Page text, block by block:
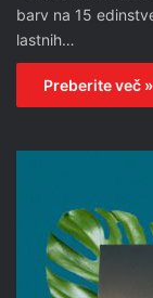
barv na 15
lastnih…
Preberite več »